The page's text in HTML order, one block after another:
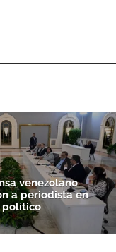
venezolano
a periodista en
político